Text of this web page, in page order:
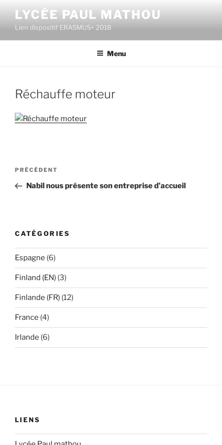
contenu
principal
LYCÉE PAUL MATHOU
Lien dispositif ERASMUS+ 2018
Menu
Réchauffe moteur
Navigation
l’article
Article
précédent
PRÉCÉDENT
Nabil nous présente son entreprise d’accueil
CATÉGORIES
Espagne (6)
Finland (EN) (3)
Finlande (FR) (12)
France (4)
Irlande (6)
LIENS